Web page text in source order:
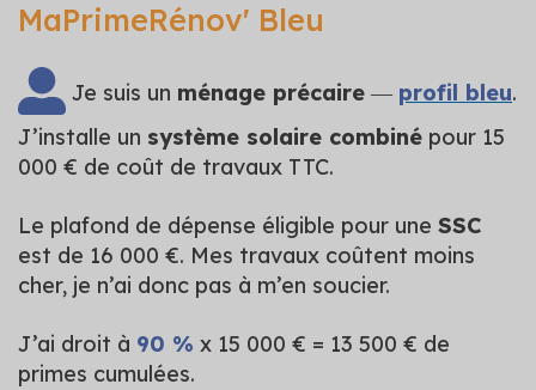
MaPrimeRénov' Bleu
Je suis un ménage précaire ― profil bleu.
J’installe un système solaire combiné pour 15
000 € de coût de travaux TTC.
Le plafond de dépense éligible pour une SSC
est de 16 000 €. Mes travaux coûtent moins
cher, je n’ai donc pas à m’en soucier.
J’ai droit à 90 % x 15 000 € = 13 500 € de
primes cumulées.